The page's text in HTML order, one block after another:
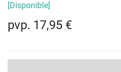
[Disponible]
pvp. 17,95 €